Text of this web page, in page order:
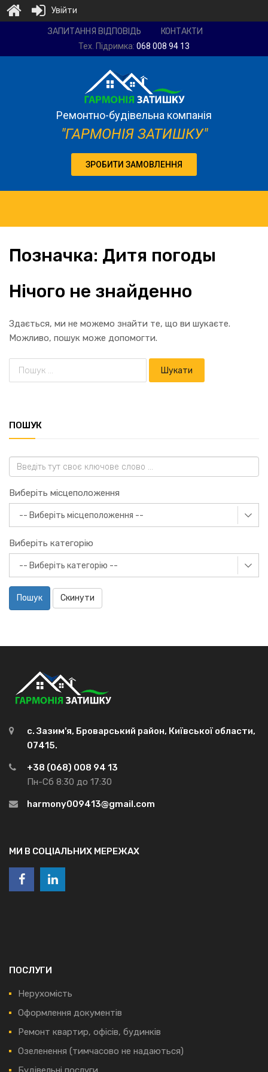
компанія
ЗАПИТАННЯ ВІДПОВІДЬ КОНТАКТИ
Тех. Підримка: 068 008 94 13
Ремонтно-будівельна компанія
"ГАРМОНІЯ ЗАТИШКУ"
ЗРОБИТИ ЗАМОВЛЕННЯ
Позначка: Дитя погоды
Нічого не знайденно
Здається, ми не можемо знайти те, що ви шукаєте.
Можливо, пошук може допомогти.
ПОШУК
Виберіть місцеположення
Виберіть категорію
Пошук Скинути
с. Зазим'я, Броварський район, Київської области,
07415.
+38 (068) 008 94 13
Пн-Сб 8:30 до 17:30
harmony009413@gmail.com
МИ В СОЦІАЛЬНИХ МЕРЕЖАХ
ПОСЛУГИ
Нерухомість
Оформлення документів
Ремонт квартир, офісів, будинків
Озеленення (тимчасово не надаються)
Увійти